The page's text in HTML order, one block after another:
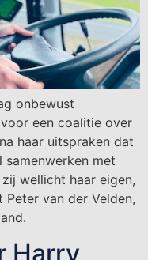
onbewust
een coalitie over
haar uitspraken dat
met
zij wellicht haar eigen,
Peter van der Velden,
Harry